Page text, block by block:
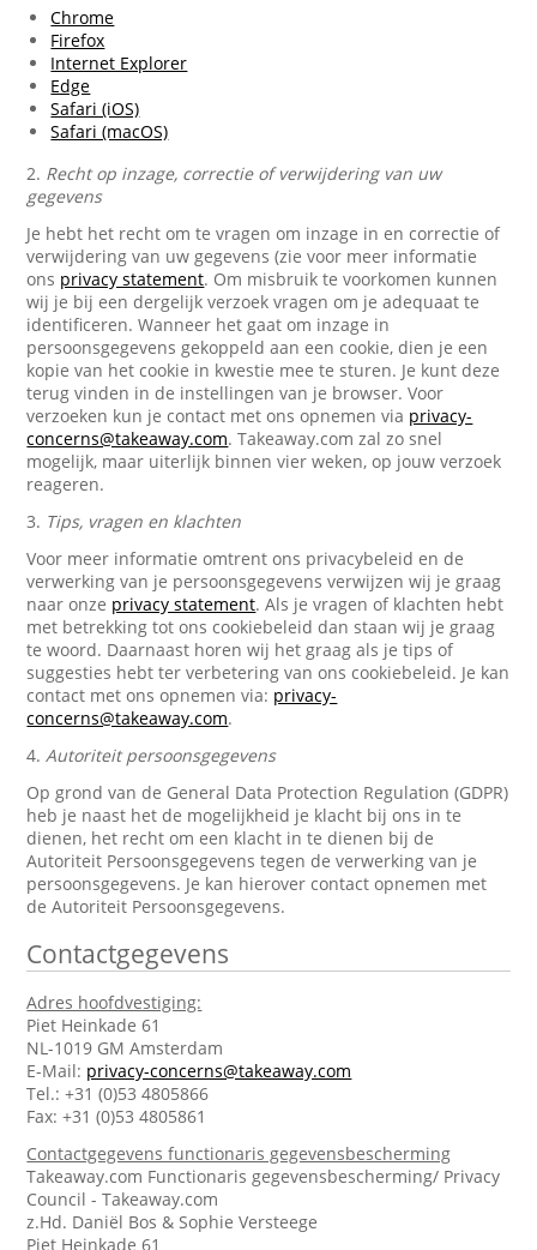
Chrome
Firefox
Internet Explorer
Edge
Safari (iOS)
Safari (macOS)
2. Recht op inzage, correctie of verwijdering van uw
gegevens
Je hebt het recht om te vragen om inzage in en correctie of
verwijdering van uw gegevens (zie voor meer informatie
ons privacy statement. Om misbruik te voorkomen kunnen
wij je bij een dergelijk verzoek vragen om je adequaat te
identificeren. Wanneer het gaat om inzage in
persoonsgegevens gekoppeld aan een cookie, dien je een
kopie van het cookie in kwestie mee te sturen. Je kunt deze
terug vinden in de instellingen van je browser. Voor
verzoeken kun je contact met ons opnemen via privacy-
concerns@takeaway.com. Takeaway.com zal zo snel
mogelijk, maar uiterlijk binnen vier weken, op jouw verzoek
reageren.
3. Tips, vragen en klachten
Voor meer informatie omtrent ons privacybeleid en de
verwerking van je persoonsgegevens verwijzen wij je graag
naar onze privacy statement. Als je vragen of klachten hebt
met betrekking tot ons cookiebeleid dan staan wij je graag
te woord. Daarnaast horen wij het graag als je tips of
suggesties hebt ter verbetering van ons cookiebeleid. Je kan
contact met ons opnemen via: privacy-
concerns@takeaway.com.
4.Autoriteit persoonsgegevens
Op grond van de General Data Protection Regulation (GDPR)
heb je naast het de mogelijkheid je klacht bij ons in te
dienen, het recht om een klacht in te dienen bij de
Autoriteit Persoonsgegevens tegen de verwerking van je
persoonsgegevens. Je kan hierover contact opnemen met
de Autoriteit Persoonsgegevens.
Contactgegevens
Adres hoofdvestiging:
Piet Heinkade 61
NL-1019 GM Amsterdam
E-Mail: privacy-concerns@takeaway.com
Tel.: +31 (0)53 4805866
Fax: +31 (0)53 4805861
Contactgegevens functionaris gegevensbescherming
Takeaway.com Functionaris gegevensbescherming/ Privacy
Council - Takeaway.com
z.Hd. Daniël Bos & Sophie Versteege
Piet Heinkade 61